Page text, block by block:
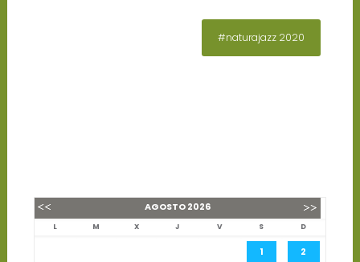
#naturajazz 2020
AGOSTO2026
L M X J V S D
1 2